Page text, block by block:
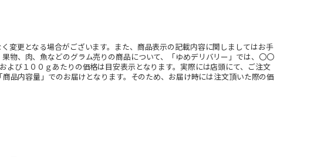
更となる場合がございます。また、商品表示の記載内容に関しましてはお手
物、肉、魚などのグラム売りの商品について、「ゆめデリバリー」では、〇〇
び１００ｇあたりの価格は目安表示となります。実際には店頭にて、ご注文
品内容量」でのお届けとなります。そのため、お届け時には注文頂いた際の価